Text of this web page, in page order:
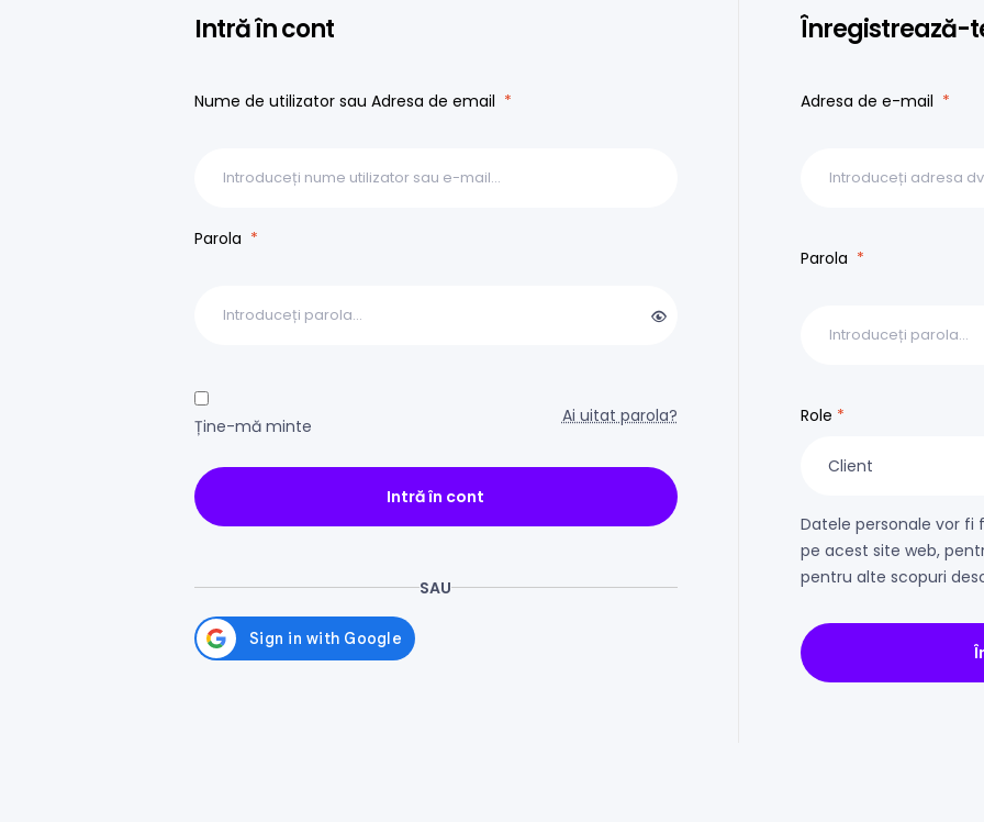
Intră în cont
Nume de utilizator sau Adresa de email *
Parola *
Ține-mă minte Ai uitat parola?
Intră în cont
SAU
Înregistrează-
Adresa de e-mail *
Parola *
Role *
Datele personale vor fi
pe acest site web,
pentru alte scopuri